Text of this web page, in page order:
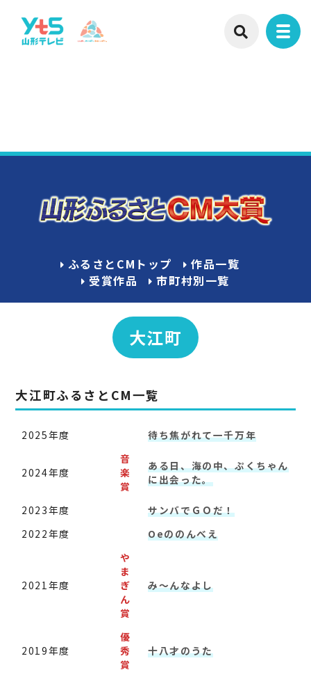
ふるさとCMトップ
作品一覧
受賞作品
市町村別一覧
大江町
大江町ふるさとCM一覧
2025年度 待ち焦がれて一千万年
2024年度
音
楽
賞
ある日、海の中、ぷくちゃん
に出会った。
2023年度
サンバでＧＯだ！
2022年度
Oeののんべえ
2021年度
や
ま
ぎ
ん
賞
み～んなよし
2019年度
優
秀
賞
十八才のうた